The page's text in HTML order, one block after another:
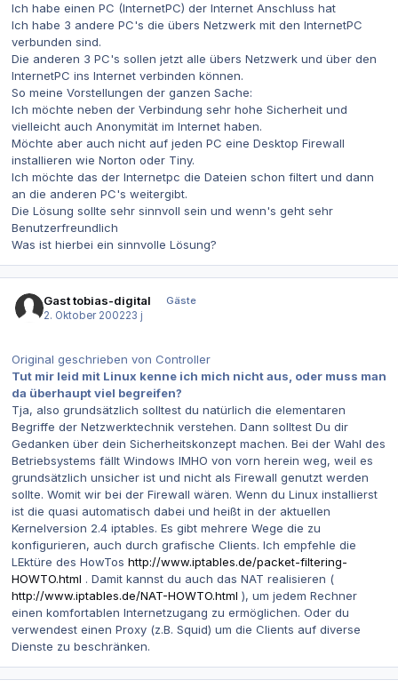
Ich habe einen PC (InternetPC) der Internet Anschluss hat
Ich habe 3 andere PC's die übers Netzwerk mit den InternetPC
verbunden sind.
Die anderen 3 PC's sollen jetzt alle übers Netzwerk und über den
InternetPC ins Internet verbinden können.
So meine Vorstellungen der ganzen Sache:
Ich möchte neben der Verbindung sehr hohe Sicherheit und
vielleicht auch Anonymität im Internet haben.
Möchte aber auch nicht auf jeden PC eine Desktop Firewall
installieren wie Norton oder Tiny.
Ich möchte das der Internetpc die Dateien schon filtert und dann
an die anderen PC's weitergibt.
Die Lösung sollte sehr sinnvoll sein und wenn's geht sehr
Benutzerfreundlich
Was ist hierbei ein sinnvolle Lösung?
Gast tobias-digital
Gäste
2. Oktober 200223 j
Original geschrieben von Controller
Tut mir leid mit Linux kenne ich mich nicht aus, oder muss man
da überhaupt viel begreifen?
Tja, also grundsätzlich solltest du natürlich die elementaren
Begriffe der Netzwerktechnik verstehen. Dann solltest Du dir
Gedanken über dein Sicherheitskonzept machen. Bei der Wahl des
Betriebsystems fällt Windows IMHO von vorn herein weg, weil es
grundsätzlich unsicher ist und nicht als Firewall genutzt werden
sollte. Womit wir bei der Firewall wären. Wenn du Linux installierst
ist die quasi automatisch dabei und heißt in der aktuellen
Kernelversion 2.4 iptables. Es gibt mehrere Wege die zu
konfigurieren, auch durch grafische Clients. Ich empfehle die
LEktüre des HowTos http://www.iptables.de/packet-filtering-
HOWTO.html . Damit kannst du auch das NAT realisieren (
http://www.iptables.de/NAT-HOWTO.html ), um jedem Rechner
einen komfortablen Internetzugang zu ermöglichen. Oder du
verwendest einen Proxy (z.B. Squid) um die Clients auf diverse
Dienste zu beschränken.